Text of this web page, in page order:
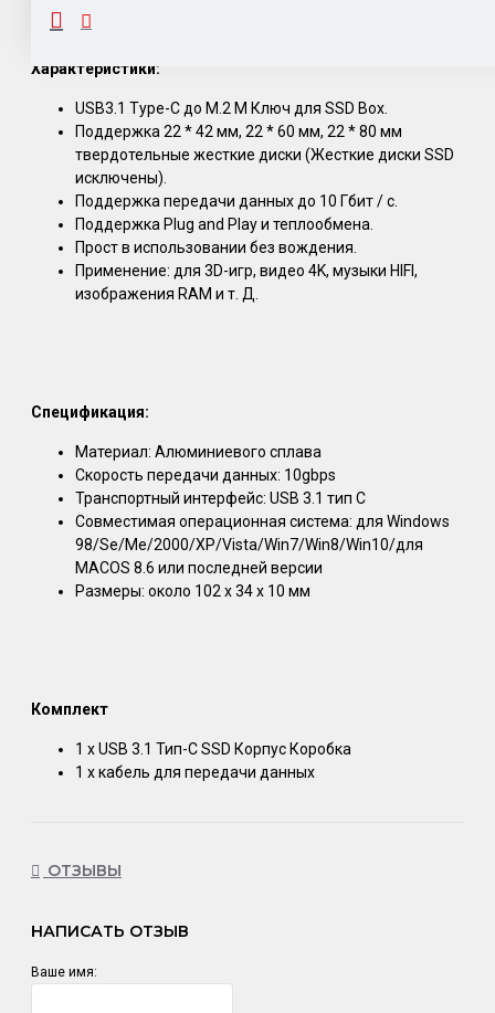
ОПИСАНИЕ
Характеристики:
USB3.1 Type-C до M.2 M Ключ для SSD Box.
Поддержка 22 * 42 мм, 22 * 60 мм, 22 * 80 мм
твердотельные жесткие диски (Жесткие диски SSD
исключены).
Поддержка передачи данных до 10 Гбит / с.
Поддержка Plug and Play и теплообмена.
Прост в использовании без вождения.
Применение: для 3D-игр, видео 4K, музыки HIFI,
изображения RAM и т. Д.
Спецификация:
Материал: Алюминиевого сплава
Скорость передачи данных: 10gbps
Транспортный интерфейс: USB 3.1 тип C
Совместимая операционная система: для Windows
98/Se/Me/2000/XP/Vista/Win7/Win8/Win10/для
MACOS 8.6 или последней версии
Размеры: около 102 x 34 x 10 мм
Комплект
1 х USB 3.1 Тип-C SSD Корпус Коробка
1 x кабель для передачи данных
ОТЗЫВЫ
НАПИСАТЬ ОТЗЫВ
Ваше имя: